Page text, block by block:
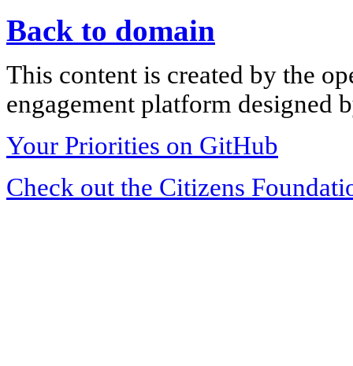
Back to domain
This content is created by the
engagement platform designed
Your Priorities on GitHub
Check out the Citizens